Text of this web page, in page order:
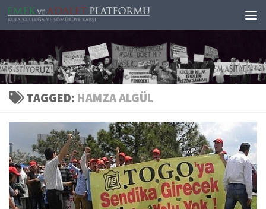
Skip to content
TAGGED: HAMZA ALGÜL